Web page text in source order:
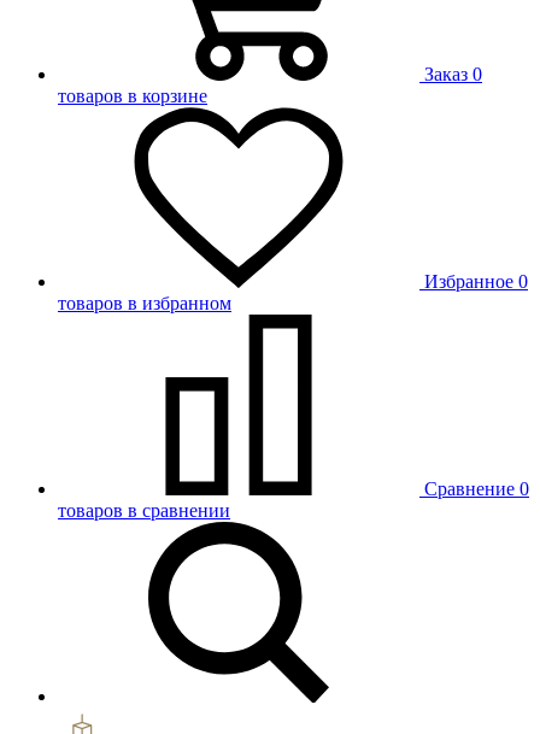
Заказ 0
товаров в корзине
Избранное 0
товаров в избранном
Сравнение 0
товаров в сравнении